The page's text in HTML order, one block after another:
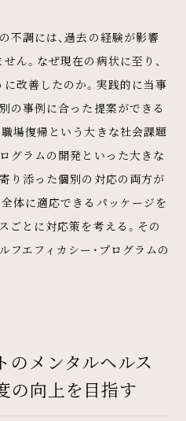
不調には、過去の経験が影響
ん。なぜ現在の病状に至り、
改善したのか。実践的に当事
の事例に合った提案ができる
場復帰という大きな社会課題
グラムの開発といった大きな
り添った個別の対応の両方が
体に適応できるパッケージを
ごとに対応策を考える。その
フエフィカシー・プログラムの
のメンタルヘルス
の向上を目指す